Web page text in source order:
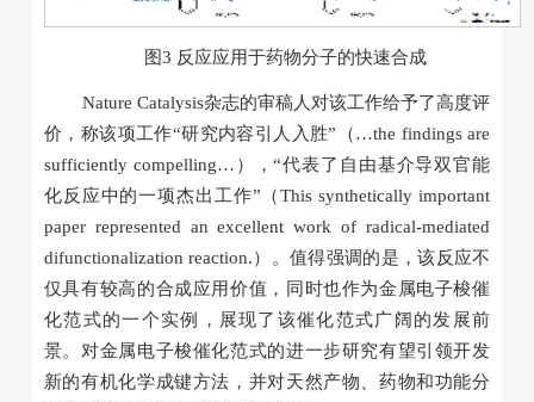
图3 反应应用于药物分子的快速合成
Nature Catalysis杂志的审稿人对该工作给予了高度评
价，称该项工作“研究内容引人入胜”（…the findings are
sufficiently compelling…），“代表了自由基介导双官能
化反应中的一项杰出工作”（This synthetically important
paper represented an excellent work of radical-mediated
difunctionalization reaction.）。值得强调的是，该反应不
仅具有较高的合成应用价值，同时也作为金属电子梭催
化范式的一个实例，展现了该催化范式广阔的发展前
景。对金属电子梭催化范式的进一步研究有望引领开发
新的有机化学成键方法，并对天然产物、药物和功能分